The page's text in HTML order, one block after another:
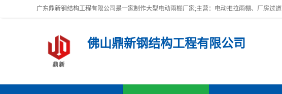
佛山鼎新钢结构工程有限公司